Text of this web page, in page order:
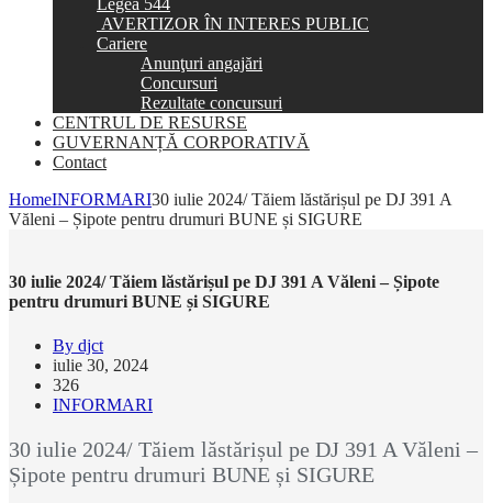
Legea 544
AVERTIZOR ÎN INTERES PUBLIC
Cariere
Anunţuri angajări
Concursuri
Rezultate concursuri
CENTRUL DE RESURSE
GUVERNANȚĂ CORPORATIVĂ
Contact
HomeINFORMARI30 iulie 2024/ Tăiem lăstărișul pe DJ 391 A
Văleni – Șipote pentru drumuri BUNE și SIGURE
30 iulie 2024/ Tăiem lăstărișul pe DJ 391 A Văleni – Șipote
pentru drumuri BUNE și SIGURE
By djct
iulie 30, 2024
326
INFORMARI
30 iulie 2024/ Tăiem lăstărișul pe DJ 391 A Văleni –
Șipote pentru drumuri BUNE și SIGURE